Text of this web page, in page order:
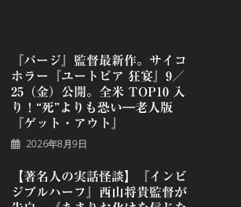
『パージ』監督最新作。サイコ
ホラー『ユートピア 狂宴』9／
25（金）公開。全米 TOP10 入
り！“死”よりも恐い―老人版
『ゲット・アウト』
2026年8月9日
【著名人の実話怪談】『インビ
ジブルハーフ』⻄⼭将貴監督が